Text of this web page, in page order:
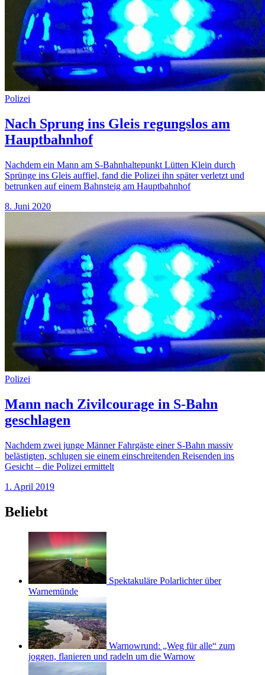
Polizei
Nach Sprung ins Gleis regungslos am
Hauptbahnhof
Nachdem ein Mann am S-Bahnhaltepunkt Lütten Klein durch
Sprünge ins Gleis auffiel, fand die Polizei ihn später verletzt und
betrunken auf einem Bahnsteig am Hauptbahnhof
8. Juni 2020
Polizei
Mann nach Zivilcourage in S-Bahn
geschlagen
Nachdem zwei junge Männer Fahrgäste einer S-Bahn massiv
belästigten, schlugen sie einem einschreitenden Reisenden ins
Gesicht – die Polizei ermittelt
1. April 2019
Beliebt
Spektakuläre Polarlichter über
Warnemünde
Warnowrund: „Weg für alle“ zum
joggen, flanieren und radeln um die Warnow